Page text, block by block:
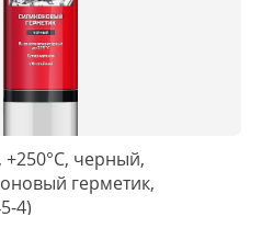
черный,
герметик,
4)